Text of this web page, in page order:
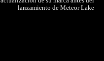
lanzamiento de Meteor Lake